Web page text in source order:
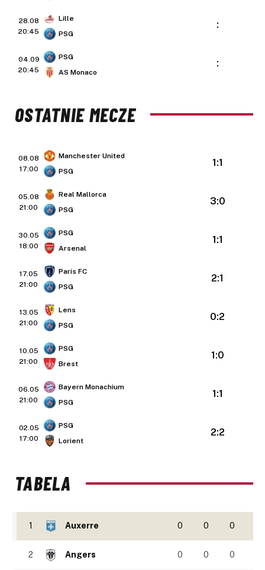
28.08
20:45
Lille
PSG
:
04.09
20:45
PSG
AS Monaco
:
OSTATNIE MECZE
08.08
17:00
Manchester United
PSG
1:1
05.08
21:00
Real Mallorca
PSG
3:0
30.05
18:00
PSG
Arsenal
1:1
17.05
21:00
Paris FC
PSG
2:1
13.05
21:00
Lens
PSG
0:2
10.05
21:00
PSG
Brest
1:0
06.05
21:00
Bayern Monachium
PSG
1:1
02.05
17:00
PSG
Lorient
2:2
TABELA
1 Auxerre 0 0 0
2 Angers 0 0 0